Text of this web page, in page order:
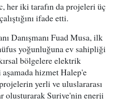
her iki tarafın da projeleri üç
ifade etti.
Danışmanı Fuad Musa, ilk
yoğunluğuna ev sahipliği
bölgelere elektrik
hizmet Halep'e
yerli ve uluslararası
oluşturarak Suriye'nin enerji